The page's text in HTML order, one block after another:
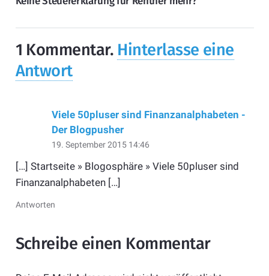
1 Kommentar. Hinterlasse eine
Antwort
Viele 50pluser sind Finanzanalphabeten -
Der Blogpusher
19. September 2015 14:46
[…] Startseite » Blogosphäre » Viele 50pluser sind
Finanzanalphabeten […]
Antworten
Schreibe einen Kommentar